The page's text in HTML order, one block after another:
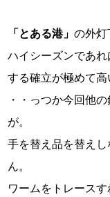
「とある港」の外灯
ハイシーズンであ
する確立が極めて高
・・っつか今回他
が。
手を替え品を替え
ん。
ワームをトレース